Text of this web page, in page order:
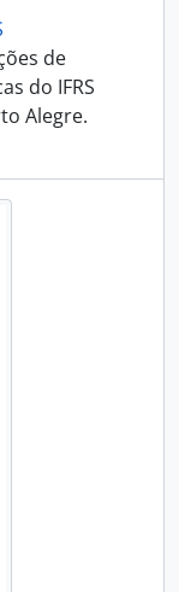
de
do IFRS
Alegre.